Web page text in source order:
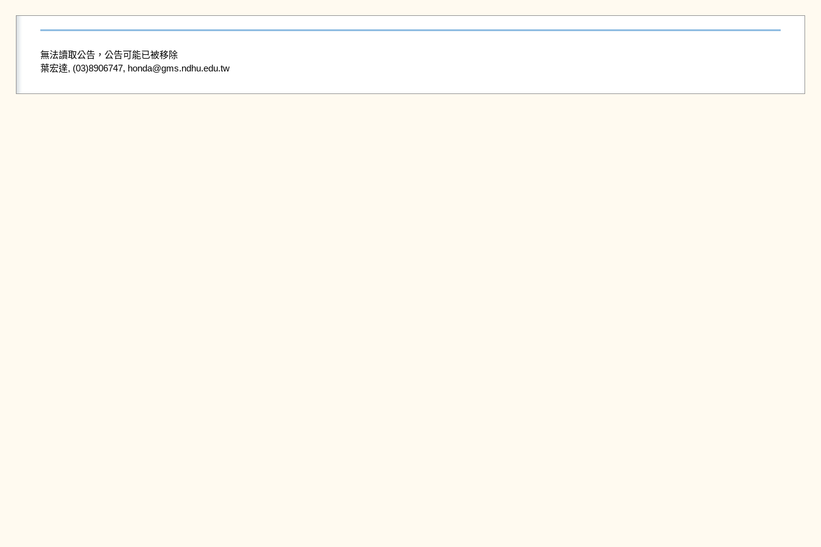
無法讀取公告，公告可能已被移除
葉宏達, (03)8906747, honda@gms.ndhu.edu.tw